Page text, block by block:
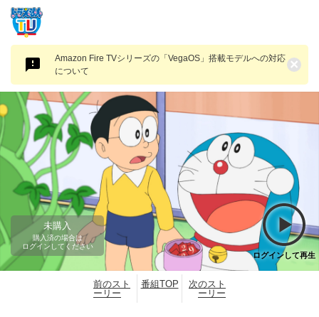
Amazon Fire TVシリーズの「VegaOS」搭載モデルへの対応
について
×
未購入
購入済の場合は
ログインしてください
ログインして再生
前のスト
ーリー
番組TOP
次のスト
ーリー